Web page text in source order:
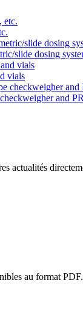
slide dosing
vials
and
actualités
au format PDF.